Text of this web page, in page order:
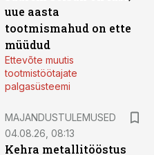
uue aasta
tootmismahud on ette
müüdud
Ettevõte muutis
tootmistöötajate
palgasüsteemi
MAJANDUSTULEMUSED
04.08.26, 08:13
Kehra metallitööstus